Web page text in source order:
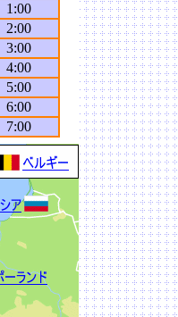
1:00
2:00
3:00
4:00
5:00
6:00
7:00